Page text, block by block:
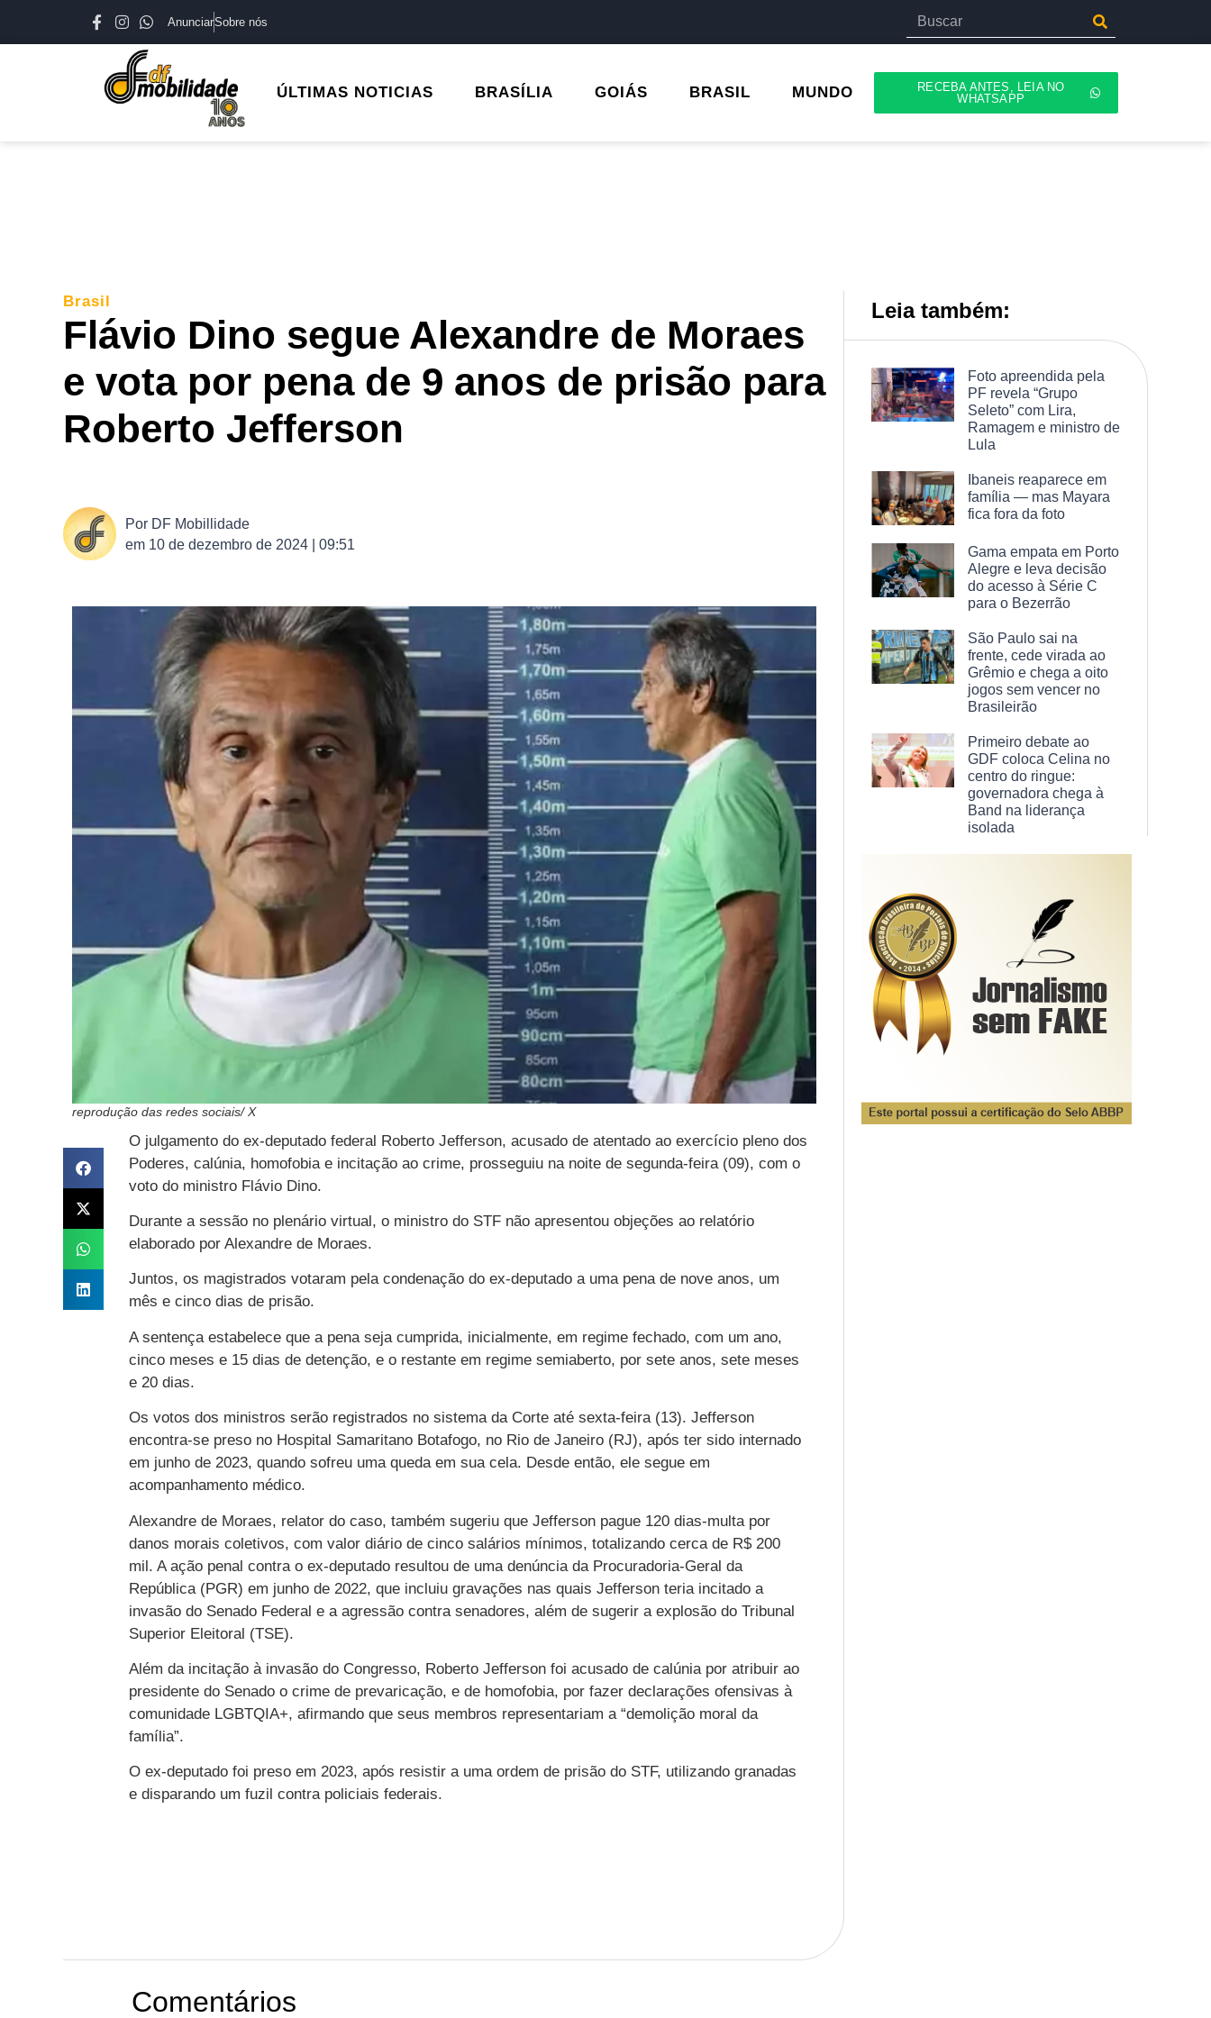
AnunciarSobre nós
ÚLTIMAS NOTICIAS BRASÍLIA GOIÁS BRASIL MUNDO
RECEBA ANTES, LEIA NO
WHATSAPP
Brasil
Flávio Dino segue Alexandre de Moraes
e vota por pena de 9 anos de prisão para
Roberto Jefferson
Por DF Mobillidade
em 10 de dezembro de 2024 | 09:51
reprodução das redes sociais/ X
O julgamento do ex-deputado federal Roberto Jefferson, acusado de atentado ao exercício pleno dos
Poderes, calúnia, homofobia e incitação ao crime, prosseguiu na noite de segunda-feira (09), com o
voto do ministro Flávio Dino.
Durante a sessão no plenário virtual, o ministro do STF não apresentou objeções ao relatório
elaborado por Alexandre de Moraes.
Juntos, os magistrados votaram pela condenação do ex-deputado a uma pena de nove anos, um
mês e cinco dias de prisão.
A sentença estabelece que a pena seja cumprida, inicialmente, em regime fechado, com um ano,
cinco meses e 15 dias de detenção, e o restante em regime semiaberto, por sete anos, sete meses
e 20 dias.
Os votos dos ministros serão registrados no sistema da Corte até sexta-feira (13). Jefferson
encontra-se preso no Hospital Samaritano Botafogo, no Rio de Janeiro (RJ), após ter sido internado
em junho de 2023, quando sofreu uma queda em sua cela. Desde então, ele segue em
acompanhamento médico.
Alexandre de Moraes, relator do caso, também sugeriu que Jefferson pague 120 dias-multa por
danos morais coletivos, com valor diário de cinco salários mínimos, totalizando cerca de R$ 200
mil. A ação penal contra o ex-deputado resultou de uma denúncia da Procuradoria-Geral da
República (PGR) em junho de 2022, que incluiu gravações nas quais Jefferson teria incitado a
invasão do Senado Federal e a agressão contra senadores, além de sugerir a explosão do Tribunal
Superior Eleitoral (TSE).
Além da incitação à invasão do Congresso, Roberto Jefferson foi acusado de calúnia por atribuir ao
presidente do Senado o crime de prevaricação, e de homofobia, por fazer declarações ofensivas à
comunidade LGBTQIA+, afirmando que seus membros representariam a “demolição moral da
família”.
O ex-deputado foi preso em 2023, após resistir a uma ordem de prisão do STF, utilizando granadas
e disparando um fuzil contra policiais federais.
Leia também:
Foto apreendida pela
PF revela “Grupo
Seleto” com Lira,
Ramagem e ministro de
Lula
Ibaneis reaparece em
família — mas Mayara
fica fora da foto
Gama empata em Porto
Alegre e leva decisão
do acesso à Série C
para o Bezerrão
São Paulo sai na
frente, cede virada ao
Grêmio e chega a oito
jogos sem vencer no
Brasileirão
Primeiro debate ao
GDF coloca Celina no
centro do ringue:
governadora chega à
Band na liderança
isolada
Comentários